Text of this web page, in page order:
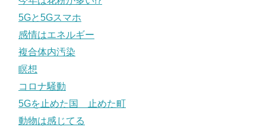
5Gと5Gスマホ
感情はエネルギー
複合体内汚染
瞑想
コロナ騒動
5Gを止めた国 止めた町
動物は感じてる